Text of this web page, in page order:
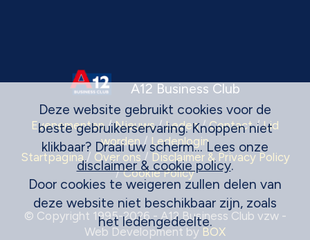
A12 Business Club
Evenementen/Nieuws/Leden/Contact/Lid
worden/ Ledenlogin
Startpagina/ Over ons/ Disclaimer & Privacy Policy
/Cookie Policy
© Copyright 1995-2026 - A12 Business Club vzw -
Web Development by BOX
Deze website gebruikt cookies voor de
beste gebruikerservaring. Knoppen niet
klikbaar? Draai uw scherm... Lees onze
disclaimer & cookie policy.
Door cookies te weigeren zullen delen van
deze website niet beschikbaar zijn, zoals
het ledengedeelte.